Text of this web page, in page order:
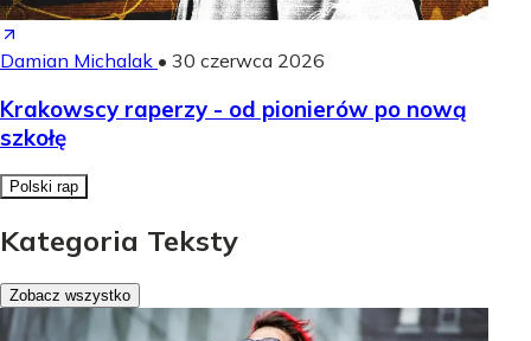
Damian Michalak • 30 czerwca 2026
Krakowscy raperzy - od pionierów po nową
szkołę
Polski rap
Kategoria Teksty
Zobacz wszystko